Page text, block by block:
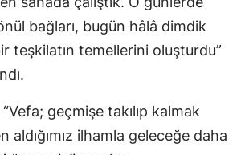
bağları, bugün hâlâ dimdik
teşkilatın temellerini oluşturdu”
geçmişe takılıp kalmak
aldığımız ilhamla geleceğe daha